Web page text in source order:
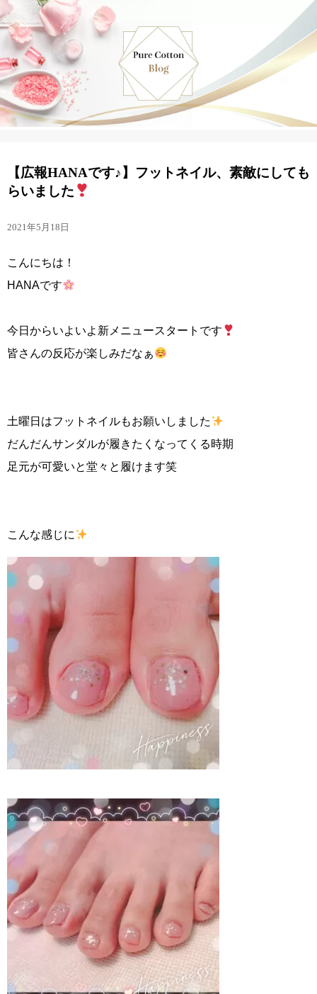
【広報HANAです♪】フットネイル、素敵にしても
らいました
2021年5月18日
こんにちは！
HANAです
今日からいよいよ新メニュースタートです
皆さんの反応が楽しみだなぁ
土曜日はフットネイルもお願いしました
だんだんサンダルが履きたくなってくる時期
足元が可愛いと堂々と履けます笑
こんな感じに